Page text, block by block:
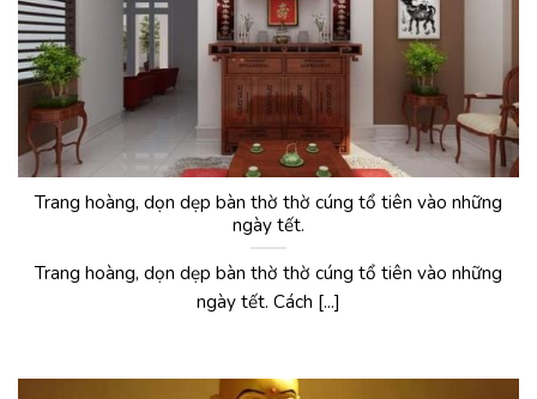
Trang hoàng, dọn dẹp bàn thờ thờ cúng tổ tiên vào những
ngày tết.
Trang hoàng, dọn dẹp bàn thờ thờ cúng tổ tiên vào những
ngày tết. Cách [...]